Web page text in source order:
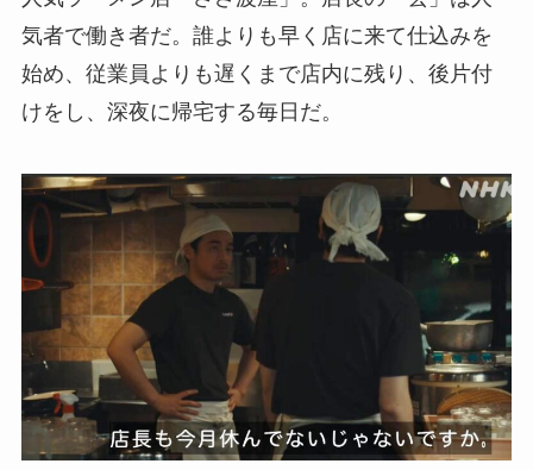
気者で働き者だ。誰よりも早く店に来て仕込みを
始め、従業員よりも遅くまで店内に残り、後片付
けをし、深夜に帰宅する毎日だ。